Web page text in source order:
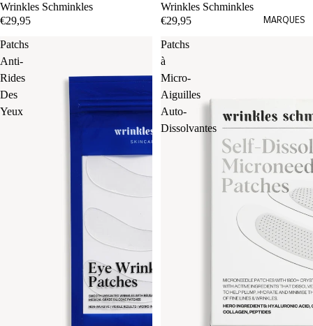
MARQUES
Wrinkles Schminkles
€29,95
Wrinkles Schminkles
€29,95
Patchs
Anti-
Rides
Des
Yeux
Patchs
à
Micro-
Aiguilles
Auto-
Dissolvantes